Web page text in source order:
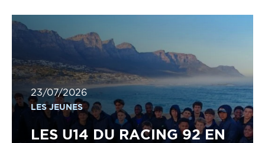
23/07/2026
LES JEUNES
LES U14 DU RACING 92 EN